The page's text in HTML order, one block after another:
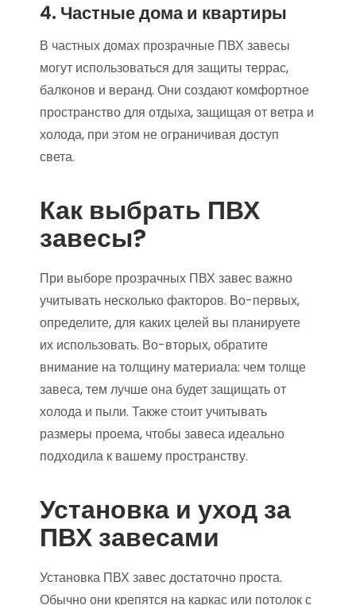
4. Частные дома и квартиры
В частных домах прозрачные ПВХ завесы
могут использоваться для защиты террас,
балконов и веранд. Они создают комфортное
пространство для отдыха, защищая от ветра и
холода, при этом не ограничивая доступ
света.
Как выбрать ПВХ
завесы?
При выборе прозрачных ПВХ завес важно
учитывать несколько факторов. Во-первых,
определите, для каких целей вы планируете
их использовать. Во-вторых, обратите
внимание на толщину материала: чем толще
завеса, тем лучше она будет защищать от
холода и пыли. Также стоит учитывать
размеры проема, чтобы завеса идеально
подходила к вашему пространству.
Установка и уход за
ПВХ завесами
Установка ПВХ завес достаточно проста.
Обычно они крепятся на каркас или потолок с